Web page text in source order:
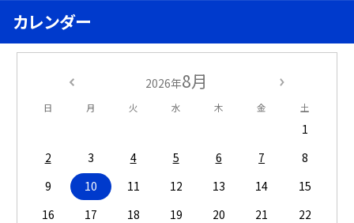
カレンダー
2026年8月
日 月 火 水 木 金 土
1
2
3 4 5 6 7
8
9
10 11 12 13 14
15
16
17 18 19 20 21
22